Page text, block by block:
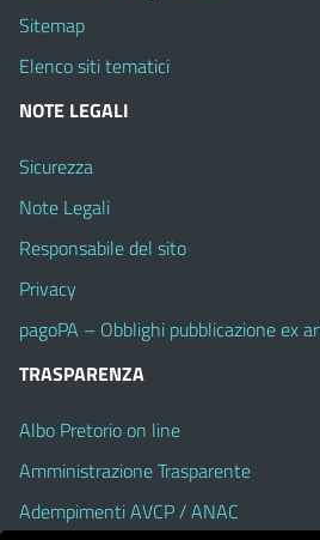
Sitemap
Elenco siti tematici
NOTE LEGALI
Sicurezza
Note Legali
Responsabile del sito
Privacy
pagoPA – Obblighi pubblicazione ex
TRASPARENZA
Albo Pretorio on line
Amministrazione Trasparente
Adempimenti AVCP / ANAC